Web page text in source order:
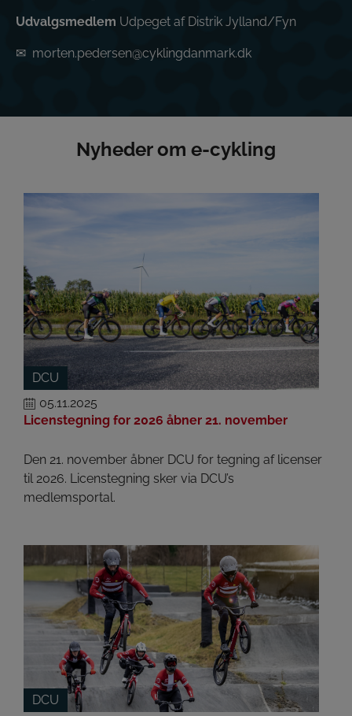
Udvalgsmedlem Udpeget af Distrik Jylland/Fyn
✉ morten.pedersen@cyklingdanmark.dk
Nyheder om e-cykling
DCU
05.11.2025
Licenstegning for 2026 åbner 21. november
Den 21. november åbner DCU for tegning af licenser
til 2026. Licenstegning sker via DCU’s
medlemsportal.
DCU